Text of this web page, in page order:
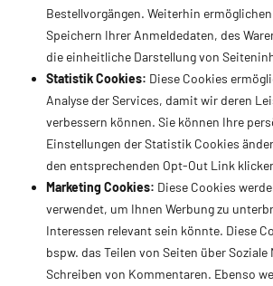
Bestellvorgängen. Weiterhin
Speichern Ihrer Anmeldedaten, des
die einheitliche Darstellung von
Statistik Cookies: Diese Cookies
Analyse der Services, damit wir deren
verbessern können. Sie können Ihre
Einstellungen der Statistik Cookies
den entsprechenden Opt-Out Link
Marketing Cookies: Diese Cookies
verwendet, um Ihnen Werbung zu
Interessen relevant sein könnte. Diese
bspw. das Teilen von Seiten über Soziale
Schreiben von Kommentaren. Ebenso